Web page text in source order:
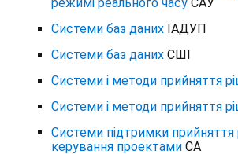
Системи баз даних ІАДУП
Системи баз даних СШІ
Системи і методи прийняття
Системи і методи прийняття
Системи підтримки прийняття
керування проектами СА